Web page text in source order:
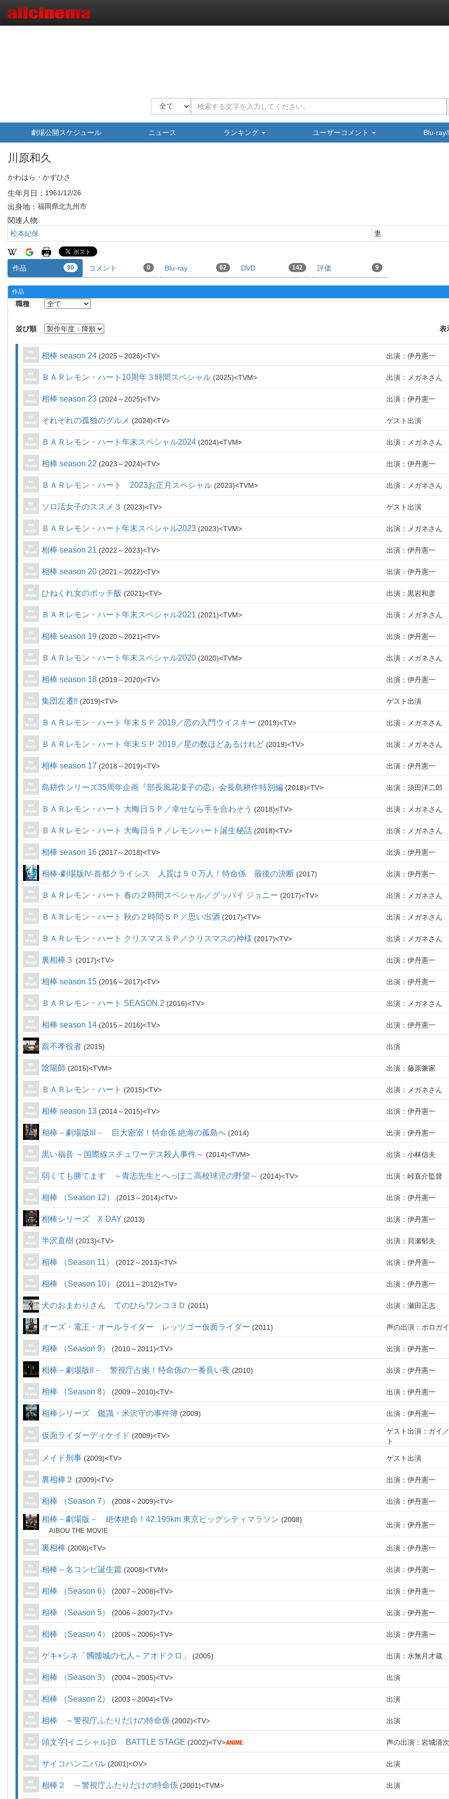
劇場公開スケジュール ニュース ランキング ユーザーコメント Blu-
川原和久
かわはら・かずひさ
生年月日： 1961/12/26
出身地： 福岡県北九州市
関連人物
松本紀保 妻
作品 80 コメント 0 Blu-ray 62 DVD 142 評価 9
作品
職種
並び順 表
相棒 season 24 2025～2026 TV 出演：伊丹憲一
ＢＡＲレモン・ハート10周年３時間スペシャル 2025 TVM 出演：メガネさん
相棒 season 23 2024～2025 TV 出演：伊丹憲一
それぞれの孤独のグルメ 2024 TV ゲスト出演
ＢＡＲレモン・ハート年末スペシャル2024 2024 TVM 出演：メガネさん
相棒 season 22 2023～2024 TV 出演：伊丹憲一
ＢＡＲレモン・ハート 2023お正月スペシャル 2023 TVM 出演：メガネさん
ソロ活女子のススメ３ 2023 TV ゲスト出演
ＢＡＲレモン・ハート年末スペシャル2023 2023 TVM 出演：メガネさん
相棒 season 21 2022～2023 TV 出演：伊丹憲一
相棒 season 20 2021～2022 TV 出演：伊丹憲一
ひねくれ女のボッチ飯 2021 TV 出演：黒岩和彦
ＢＡＲレモン・ハート年末スペシャル2021 2021 TVM 出演：メガネさん
相棒 season 19 2020～2021 TV 出演：伊丹憲一
ＢＡＲレモン・ハート年末スペシャル2020 2020 TVM 出演：メガネさん
相棒 season 18 2019～2020 TV 出演：伊丹憲一
集団左遷!! 2019 TV ゲスト出演
ＢＡＲレモン・ハート 年末ＳＰ 2019／恋の入門ウイスキー 2019 TV 出演：メガネさん
ＢＡＲレモン・ハート 年末ＳＰ 2019／星の数ほどあるけれど 2019 TV 出演：メガネさん
相棒 season 17 2018～2019 TV 出演：伊丹憲一
島耕作シリーズ35周年企画『部長風花凜子の恋』会長島耕作特別編 2018 TV 出演：須田洋二郎
ＢＡＲレモン・ハート 大晦日ＳＰ／幸せなら手を合わそう 2018 TV 出演：メガネさん
ＢＡＲレモン・ハート 大晦日ＳＰ／レモンハート誕生秘話 2018 TV 出演：メガネさん
相棒 season 16 2017～2018 TV 出演：伊丹憲一
相棒-劇場版IV-首都クライシス 人質は５０万人！特命係 最後の決断 2017 出演：伊丹憲一
ＢＡＲレモン・ハート 春の２時間スペシャル／グッバイ ジョニー 2017 TV 出演：メガネさん
ＢＡＲレモン・ハート 秋の２時間ＳＰ／思い出酒 2017 TV 出演：メガネさん
ＢＡＲレモン・ハート クリスマスＳＰ／クリスマスの神様 2017 TV 出演：メガネさん
裏相棒３ 2017 TV 出演：伊丹憲一
相棒 season 15 2016～2017 TV 出演：伊丹憲一
ＢＡＲレモン・ハート SEASON 2 2016 TV 出演：メガネさん
相棒 season 14 2015～2016 TV 出演：伊丹憲一
親不孝役者 2015 出演
陰陽師 2015 TVM 出演：藤原兼家
ＢＡＲレモン・ハート 2015 TV 出演：メガネさん
相棒 season 13 2014～2015 TV 出演：伊丹憲一
相棒－劇場版III－ 巨大密室！特命係 絶海の孤島へ 2014 出演：伊丹憲一
黒い福音 ～国際線スチュワーデス殺人事件～ 2014 TVM 出演：小林信夫
弱くても勝てます ～青志先生とへっぽこ高校球児の野望～ 2014 TV 出演：峠直介監督
相棒 （Season 12） 2013～2014 TV 出演：伊丹憲一
相棒シリーズ X DAY 2013 出演：伊丹憲一
半沢直樹 2013 TV 出演：貝瀬郁夫
相棒 （Season 11） 2012～2013 TV 出演：伊丹憲一
相棒 （Season 10） 2011～2012 TV 出演：伊丹憲一
犬のおまわりさん てのひらワンコ３Ｄ 2011 出演：瀬田正志
オーズ・電王・オールライダー レッツゴー仮面ライダー 2011 声の出演：ポロガ
相棒 （Season 9） 2010～2011 TV 出演：伊丹憲一
相棒－劇場版II－ 警視庁占拠！特命係の一番長い夜 2010 出演：伊丹憲一
相棒 （Season 8） 2009～2010 TV 出演：伊丹憲一
相棒シリーズ 鑑識・米沢守の事件簿 2009 出演：伊丹憲一
仮面ライダーディケイド 2009 TV
ゲスト出演：ガイ
ト
メイド刑事 2009 TV ゲスト出演
裏相棒２ 2009 TV 出演：伊丹憲一
相棒 （Season 7） 2008～2009 TV 出演：伊丹憲一
相棒－劇場版－ 絶体絶命！42.195km 東京ビッグシティマラソン 2008
AIBOU THE MOVIE
出演：伊丹憲一
裏相棒 2008 TV 出演：伊丹憲一
相棒～名コンビ誕生篇 2008 TVM 出演：伊丹憲一
相棒 （Season 6） 2007～2008 TV 出演：伊丹憲一
相棒 （Season 5） 2006～2007 TV 出演：伊丹憲一
相棒 （Season 4） 2005～2006 TV 出演：伊丹憲一
ゲキ×シネ「髑髏城の七人～アオドクロ」 2005 出演：水無月才蔵
相棒 （Season 3） 2004～2005 TV 出演
相棒 （Season 2） 2003～2004 TV 出演
相棒 ～警視庁ふたりだけの特命係 2002 TV 出演
頭文字[イニシャル]Ｄ BATTLE STAGE 2002 TV 声の出演：岩城清次
サイコハンニバル 2001 OV 出演
相棒２ ～警視庁ふたりだけの特命係 2001 TVM 出演